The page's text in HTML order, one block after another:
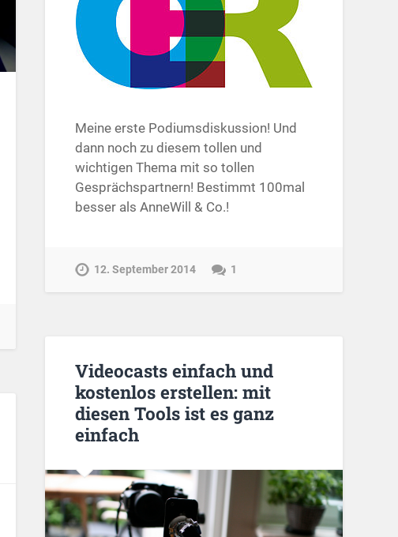
Meine erste Podiumsdiskussion! Und
dann noch zu diesem tollen und
wichtigen Thema mit so tollen
Gesprächspartnern! Bestimmt 100mal
besser als AnneWill & Co.!
12. September 2014 1
Videocasts einfach und
kostenlos erstellen: mit
diesen Tools ist es ganz
einfach